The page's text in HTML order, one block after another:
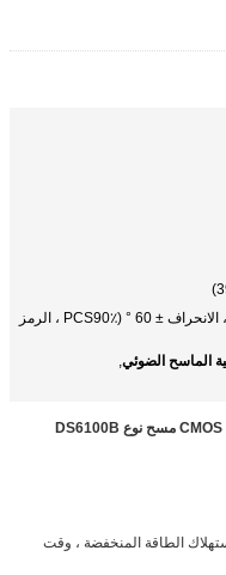
لفة ± 30 درجة ، الملعب ± 60 درجة ، الانحراف ± 60 ° (PCS90٪ ، الرمز
الماسح الضوئي,
الطاقة المنخفضة ، وقت